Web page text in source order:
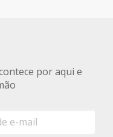
por aqui e